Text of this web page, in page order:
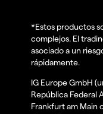
*Estos productos
complejos. El
asociado a un
rápidamente.
IG Europe GmbH
República Federal
Frankfurt am Main